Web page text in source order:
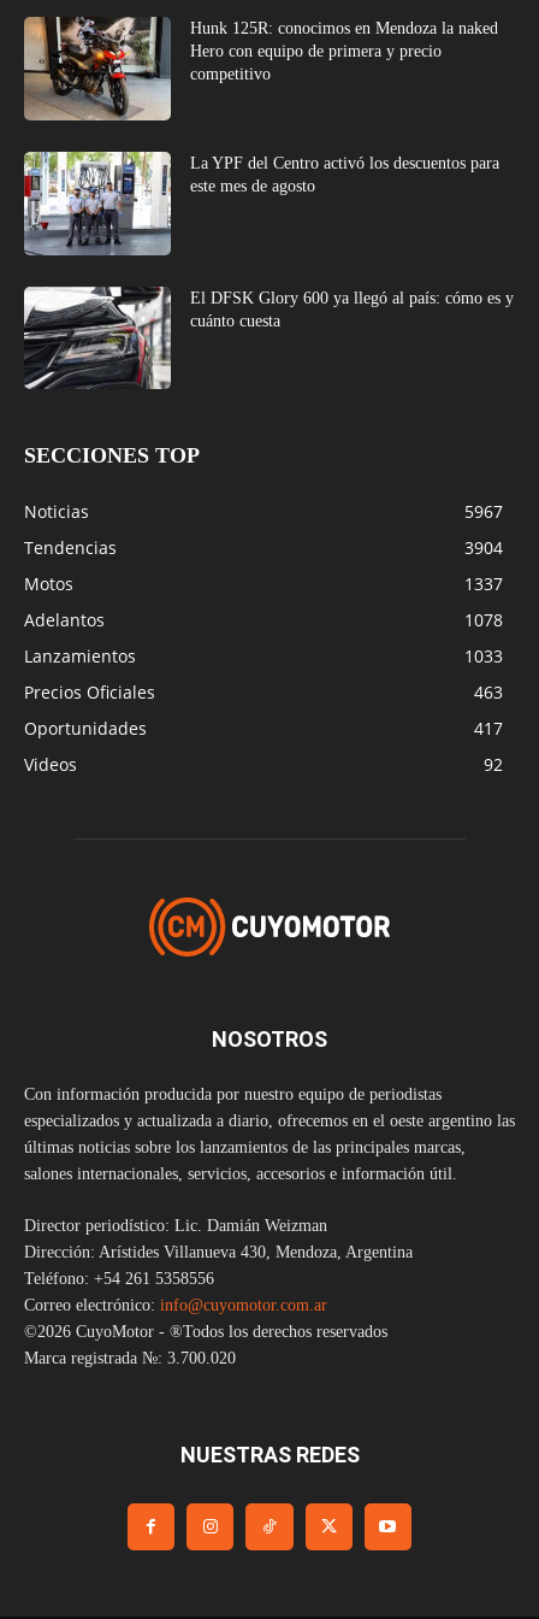
Hunk 125R: conocimos en Mendoza la naked
Hero con equipo de primera y precio
competitivo
La YPF del Centro activó los descuentos para
este mes de agosto
El DFSK Glory 600 ya llegó al país: cómo es y
cuánto cuesta
SECCIONES TOP
Noticias
5967
Tendencias
3904
Motos
1337
Adelantos
1078
Lanzamientos
1033
Precios Oficiales
463
Oportunidades
417
Videos
92
NOSOTROS
Con información producida por nuestro equipo de periodistas
especializados y actualizada a diario, ofrecemos en el oeste argentino las
últimas noticias sobre los lanzamientos de las principales marcas,
salones internacionales, servicios, accesorios e información útil.
Director periodístico: Lic. Damián Weizman
Dirección: Arístides Villanueva 430, Mendoza, Argentina
Teléfono: +54 261 5358556
Correo electrónico: info@cuyomotor.com.ar
©2026 CuyoMotor - ®Todos los derechos reservados
Marca registrada №: 3.700.020
NUESTRAS REDES